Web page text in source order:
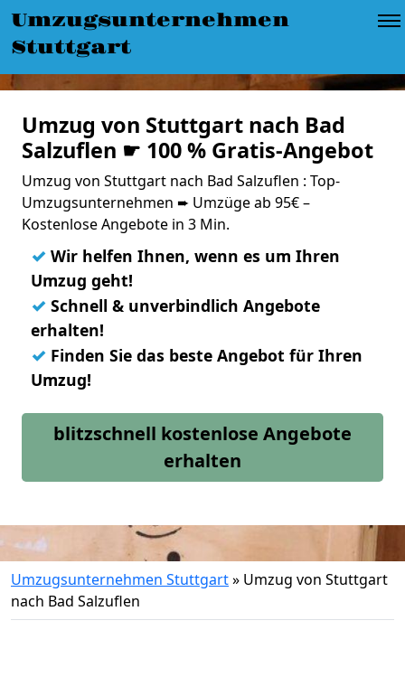
Umzugsunternehmen
Stuttgart
Umzug von Stuttgart nach Bad
Salzuflen ☛ 100 % Gratis-Angebot
Umzug von Stuttgart nach Bad Salzuflen : Top-
Umzugsunternehmen ➨ Umzüge ab 95€ –
Kostenlose Angebote in 3 Min.
✓ Wir helfen Ihnen, wenn es um Ihren
Umzug geht!
✓ Schnell & unverbindlich Angebote
erhalten!
✓ Finden Sie das beste Angebot für Ihren
Umzug!
blitzschnell kostenlose Angebote
erhalten
Umzugsunternehmen Stuttgart» Umzug von Stuttgart
nach Bad Salzuflen